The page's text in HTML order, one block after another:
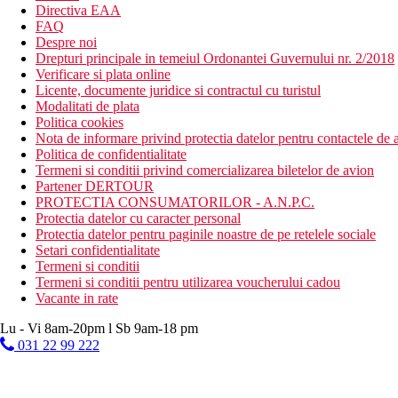
Directiva EAA
FAQ
Despre noi
Drepturi principale in temeiul Ordonantei Guvernului nr. 2/2018
Verificare si plata online
Licente, documente juridice si contractul cu turistul
Modalitati de plata
Politica cookies
Nota de informare privind protectia datelor pentru contactele de
Politica de confidentialitate
Termeni si conditii privind comercializarea biletelor de avion
Partener DERTOUR
PROTECTIA CONSUMATORILOR - A.N.P.C.
Protectia datelor cu caracter personal
Protectia datelor pentru paginile noastre de pe retelele sociale
Setari confidentialitate
Termeni si conditii
Termeni si conditii pentru utilizarea voucherului cadou
Vacante in rate
Lu - Vi 8am-20pm l Sb 9am-18 pm
031 22 99 222